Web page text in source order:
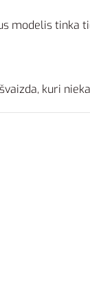
modelis tinka
kuri